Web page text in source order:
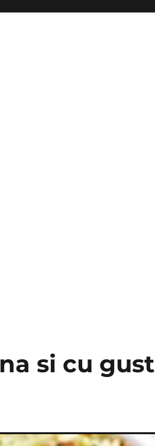
si cu gust